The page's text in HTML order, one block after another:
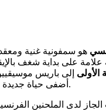
هو سمفونية غنية ومعقدة. منذ
علامة على بداية شغف
الأولى إلى باريس
أضفى حياة جديدة على المشهد الموسيقي.
الجاز لدى الملحنين